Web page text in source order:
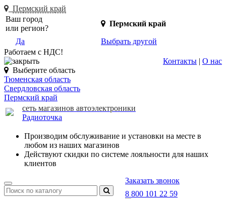
Пермский край
Ваш город
или регион?
Пермский край
Да
Выбрать другой
Работаем с НДС!
Контакты | О нас
Выберите область
Тюменская область
Свердловская область
Пермский край
сеть магазинов автоэлектроники
Радиоточка
Производим обслуживание и установки на месте в
любом из наших магазинов
Действуют скидки по системе лояльности для наших
клиентов
Заказать звонок
8 800 101 22 59
Toggle
navigation